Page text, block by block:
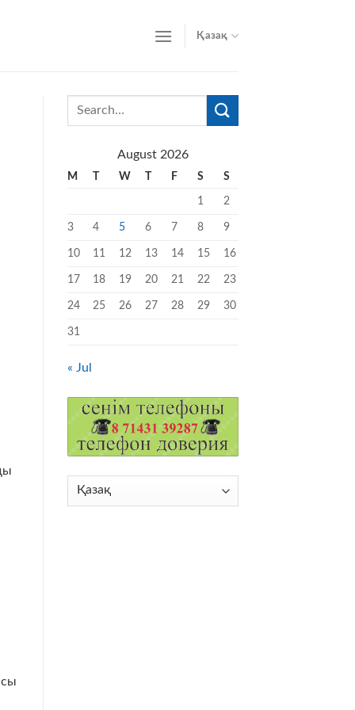
Қазақ
August 2026
M T W T F S S
1 2
3 4 5 6 7 8 9
10 11 12 13 14 15 16
17 18 19 20 21 22 23
24 25 26 27 28 29 30
31
« Jul
Choose